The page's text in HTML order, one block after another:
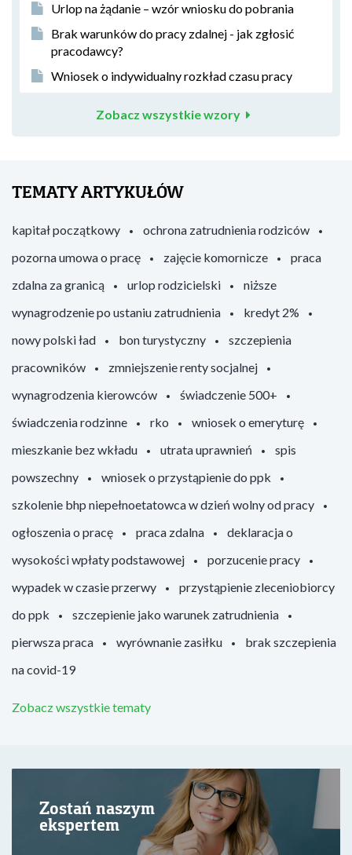
Urlop na żądanie – wzór wniosku do pobrania
Brak warunków do pracy zdalnej - jak zgłosić
pracodawcy?
Wniosek o indywidualny rozkład czasu pracy
Zobacz wszystkie wzory
TEMATY ARTYKUŁÓW
kapitał początkowy
ochrona zatrudnienia rodziców
pozorna umowa o pracę
zajęcie komornicze
praca
zdalna za granicą
urlop rodzicielski
niższe
wynagrodzenie po ustaniu zatrudnienia
kredyt 2%
nowy polski ład
bon turystyczny
szczepienia
pracowników
zmniejszenie renty socjalnej
wynagrodzenia kierowców
świadczenie 500+
świadczenia rodzinne
rko
wniosek o emeryturę
mieszkanie bez wkładu
utrata uprawnień
spis
powszechny
wniosek o przystąpienie do ppk
szkolenie bhp niepełnoetatowca w dzień wolny od pracy
ogłoszenia o pracę
praca zdalna
deklaracja o
wysokości wpłaty podstawowej
porzucenie pracy
wypadek w czasie przerwy
przystąpienie zleceniobiorcy
do ppk
szczepienie jako warunek zatrudnienia
pierwsza praca
wyrównanie zasiłku
brak szczepienia
na covid-19
Zobacz wszystkie tematy
Zostań naszym
ekspertem